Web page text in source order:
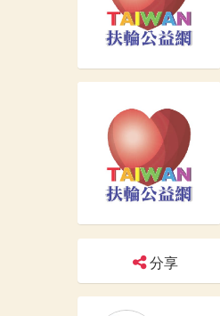
分享